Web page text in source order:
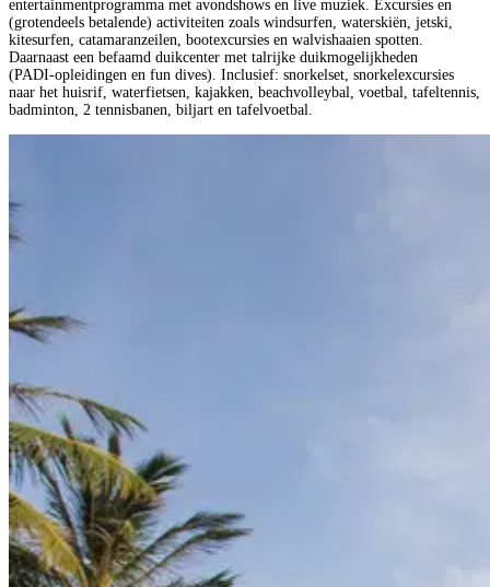
entertainmentprogramma met avondshows en live muziek. Excursies en
(grotendeels betalende) activiteiten zoals windsurfen, waterskiën, jetski,
kitesurfen, catamaranzeilen, bootexcursies en walvishaaien spotten.
Daarnaast een befaamd duikcenter met talrijke duikmogelijkheden
(PADI‑opleidingen en fun dives). Inclusief: snorkelset, snorkelexcursies
naar het huisrif, waterfietsen, kajakken, beachvolleybal, voetbal, tafeltennis,
badminton, 2 tennisbanen, biljart en tafelvoetbal.